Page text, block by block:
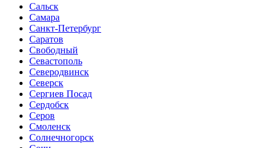
Сальск
Самара
Санкт-Петербург
Саратов
Свободный
Севастополь
Северодвинск
Северск
Сергиев Посад
Сердобск
Серов
Смоленск
Солнечногорск